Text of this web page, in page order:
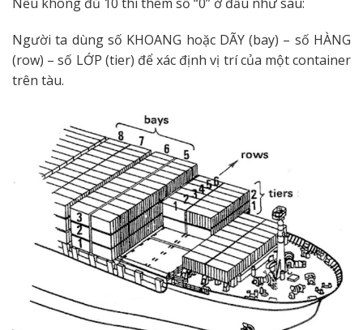
Người ta dùng số KHOANG hoặc DÃY (bay) – số HÀNG
(row) – số LỚP (tier) để xác định vị trí của một container
trên tàu.